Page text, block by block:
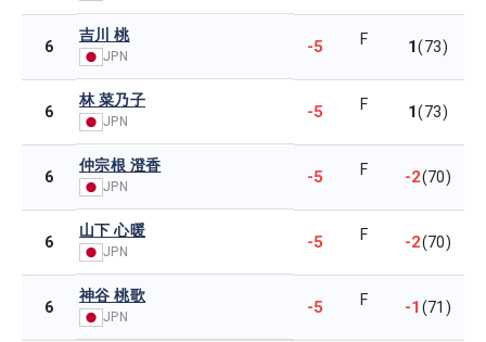
6
吉川 桃
JPN -5 F 1(73)
6
林 菜乃子
JPN -5 F 1(73)
6
仲宗根 澄香
JPN -5 F -2(70)
6
山下 心暖
JPN -5 F -2(70)
6
神谷 桃歌
JPN -5 F -1(71)